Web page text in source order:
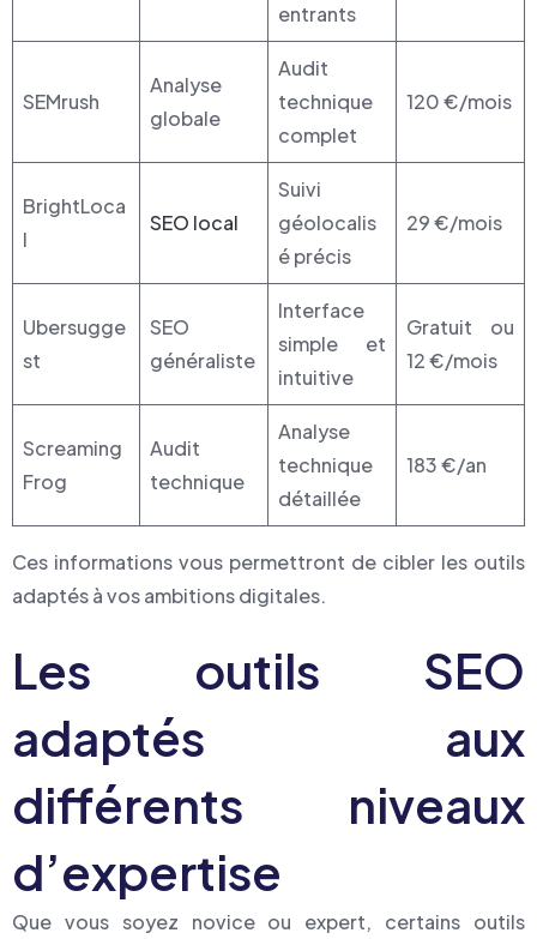
entrants
SEMrush
Analyse
globale
Audit
technique
complet
120 €/mois
BrightLoca
l
SEO local
Suivi
géolocalis
é précis
29 €/mois
Ubersugge
st
SEO
généraliste
Interface
simple et
intuitive
Gratuit ou
12 €/mois
Screaming
Frog
Audit
technique
Analyse
technique
détaillée
183 €/an
Ces informations vous permettront de cibler les outils
adaptés à vos ambitions digitales.
Les outils SEO
adaptés aux
différents niveaux
d’expertise
Que vous soyez novice ou expert, certains outils